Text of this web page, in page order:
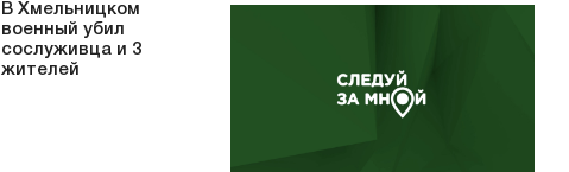
В Хмельницком
военный убил
сослуживца и 3
жителей